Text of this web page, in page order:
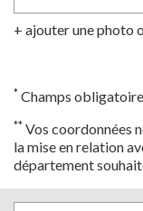
+ ajouter une photo
* Champs
** Vos coordonnées
la mise en relation
département